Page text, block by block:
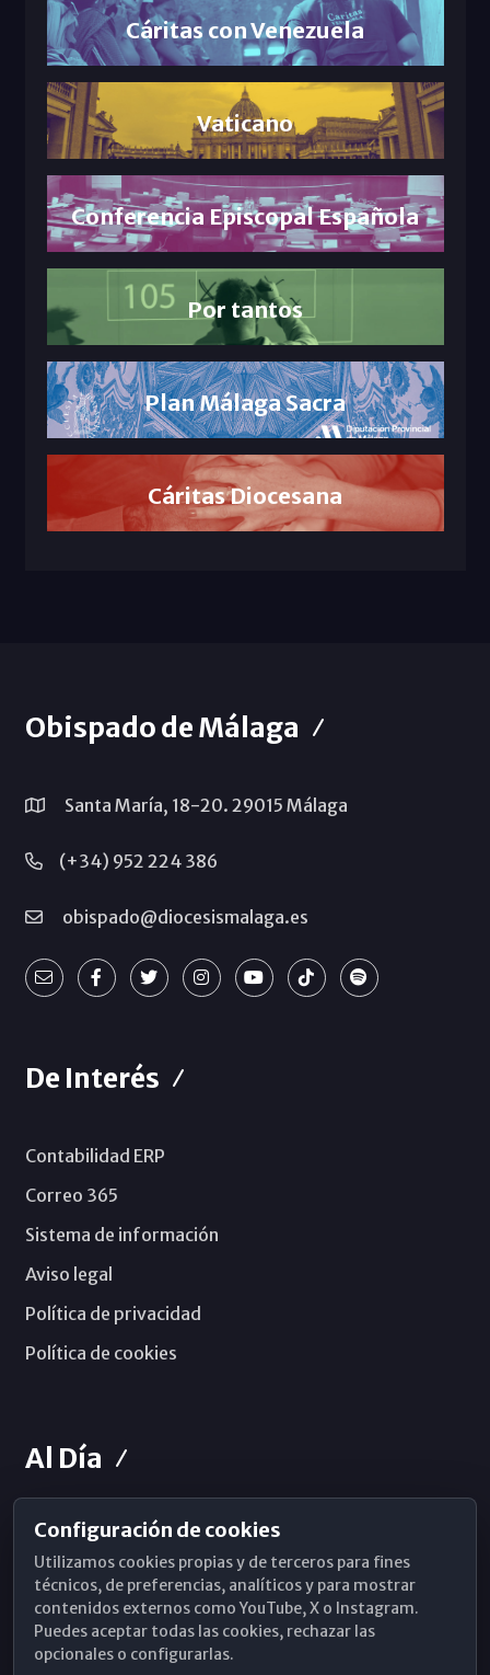
Cáritas con Venezuela
Vaticano
Conferencia Episcopal Española
Por tantos
Plan Málaga Sacra
Cáritas Diocesana
Obispado de Málaga
Santa María, 18-20. 29015 Málaga
(+34) 952 224 386
obispado@diocesismalaga.es
De Interés
Contabilidad ERP
Correo 365
Sistema de información
Aviso legal
Política de privacidad
Política de cookies
Al Día
Horarios de Misa
Hemeroteca
WhatsApp
Configuración de cookies
Utilizamos cookies propias y de terceros para fines
técnicos, de preferencias, analíticos y para mostrar
contenidos externos como YouTube, X o Instagram.
Puedes aceptar todas las cookies, rechazar las
opcionales o configurarlas.